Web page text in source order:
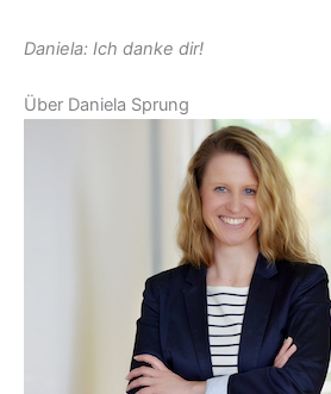
Daniela: Ich danke dir!
Über Daniela Sprung